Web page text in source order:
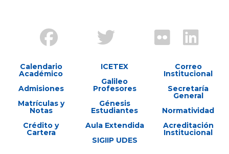
Calendario
Académico
Admisiones
Matrículas y
Notas
Crédito y
Cartera
ICETEX
Galileo
Profesores
Génesis
Estudiantes
Aula Extendida
SIGIIP UDES
Correo
Institucional
Secretaría
General
Normatividad
Acreditación
Institucional